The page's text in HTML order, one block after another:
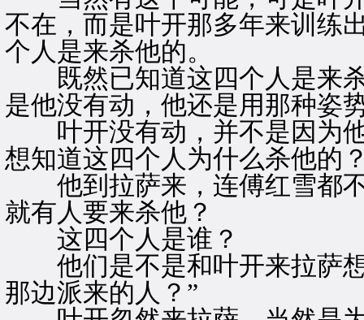
不在，而是叶开那多年来训练
个人是来杀他的。
既然已知道这四个人是来杀
是他没有动，他还是用那种姿
叶开没有动，并不是因为他
想知道这四个人为什么杀他的
他到拉萨来，连傅红雪都不
就有人要来杀他？
这四个人是谁？
他们是不是和叶开来拉萨想
那边派来的人？”